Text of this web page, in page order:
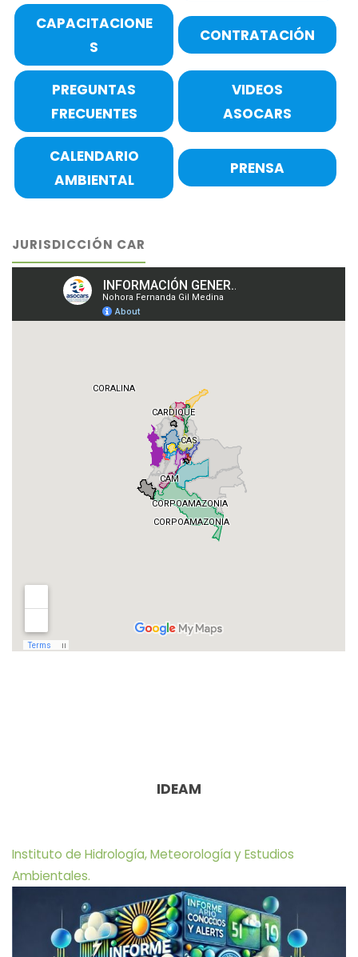
CAPACITACIONE
S
CONTRATACIÓN
PREGUNTAS
FRECUENTES
VIDEOS
ASOCARS
CALENDARIO
AMBIENTAL
PRENSA
JURISDICCIÓN CAR
IDEAM
Instituto de Hidrología, Meteorología y Estudios
Ambientales.